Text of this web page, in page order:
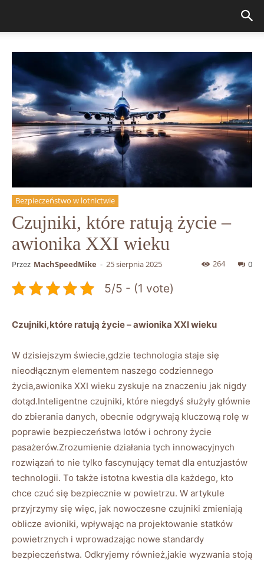
Bezpieczeństwo w lotnictwie
Czujniki, które ratują życie –
awionika XXI wieku
Przez MachSpeedMike - 25 sierpnia 2025 0
264
5/5 - (1 vote)
Czujniki,które ratują życie – awionika ⁢XXI​ wieku
W dzisiejszym świecie,gdzie technologia staje się
⁤nieodłącznym‌ elementem naszego codziennego ​
życia,awionika XXI ‍wieku zyskuje na znaczeniu jak⁣ nigdy
dotąd.Inteligentne czujniki,‍ które niegdyś służyły głównie
do zbierania danych, ‍obecnie odgrywają kluczową ⁤rolę w
poprawie bezpieczeństwa lotów i ochrony​ życie
pasażerów.Zrozumienie działania tych innowacyjnych
rozwiązań ‌to‌ nie‌ tylko fascynujący temat dla entuzjastów
technologii. To ⁤także istotna‍ kwestia dla każdego, kto
chce czuć się bezpiecznie w ⁣powietrzu. W artykule
przyjrzymy⁣ się więc, jak nowoczesne czujniki zmieniają
oblicze avioniki, wpływając na projektowanie statków
powietrznych i wprowadzając nowe standardy
bezpieczeństwa. Odkryjemy również,jakie wyzwania stoją